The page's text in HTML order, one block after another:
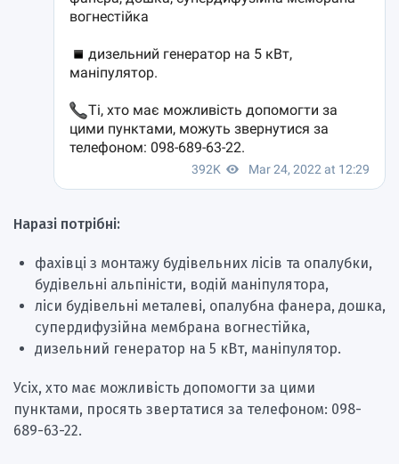
Наразі потрібні:
фахівці з монтажу будівельних лісів та опалубки,
будівельні альпіністи, водій маніпулятора,
ліси будівельні металеві, опалубна фанера, дошка,
супердифузійна мембрана вогнестійка,
дизельний генератор на 5 кВт, маніпулятор.
Усіх, хто має можливість допомогти за цими
пунктами, просять звертатися за телефоном: 098-
689-63-22.